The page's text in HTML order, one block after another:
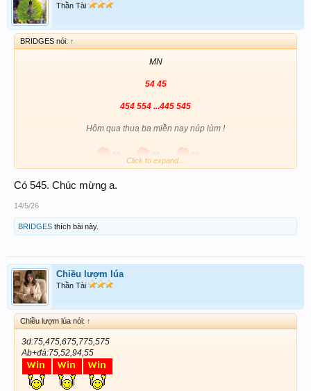
Thần Tài
BRIDGES nói: ↑
MN
54 45
454 554 ...445 545
Hôm qua thua ba miền nay núp lùm !
Click to expand...
Có 545. Chúc mừng a.
14/5/26
BRIDGES thích bài này.
Chiều lượm lúa
Thần Tài
Chiều lượm lúa nói: ↑
3d:75,475,675,775,575
Ab+đá:75,52,94,55